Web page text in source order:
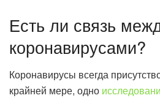
Есть ли связь
коронавирусами?
Коронавирусы всегда
крайней мере, одно